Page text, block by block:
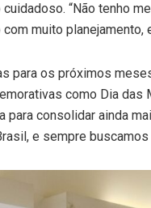
“Não tenho
muito planejamento,
para os próximos
como Dia
para consolidar ainda
e sempre